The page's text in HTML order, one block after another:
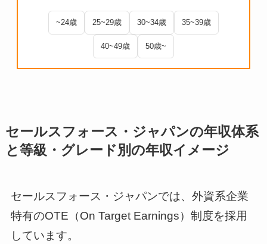
~24歳 25~29歳 30~34歳 35~39歳
40~49歳 50歳~
セールスフォース・ジャパンの年収体系
と等級・グレード別の年収イメージ
セールスフォース・ジャパンでは、外資系企業
特有のOTE（On Target Earnings）制度を採用
しています。